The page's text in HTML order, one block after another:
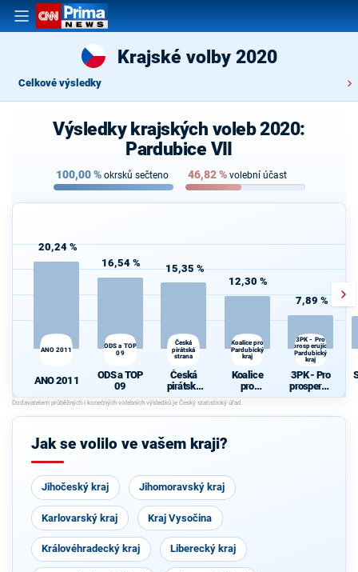
Krajské volby 2020
Celkové výsledky
Výsledky krajských voleb 2020:
Pardubice VII
100,00% okrsků sečteno 46,82% volební účast
20,24 %
ANO 2011
ANO 2011
16,54 %
ODS a TOP
09
ODS a TOP
09
15,35 %
Česká
pirátská
strana
Česká
pirátská
strana
12,30 %
Koalice pro
Pardubický
kraj
Koalice
pro
Pardubick
ý kraj
7,89 %
3PK - Pro
prosperující
Pardubický
kraj
3PK - Pro
prosperují
cí
ý kraj
Jak se volilo ve vašem kraji?
Jihočeský kraj Jihomoravský kraj
Karlovarský kraj Kraj Vysočina
Královéhradecký kraj Liberecký kraj